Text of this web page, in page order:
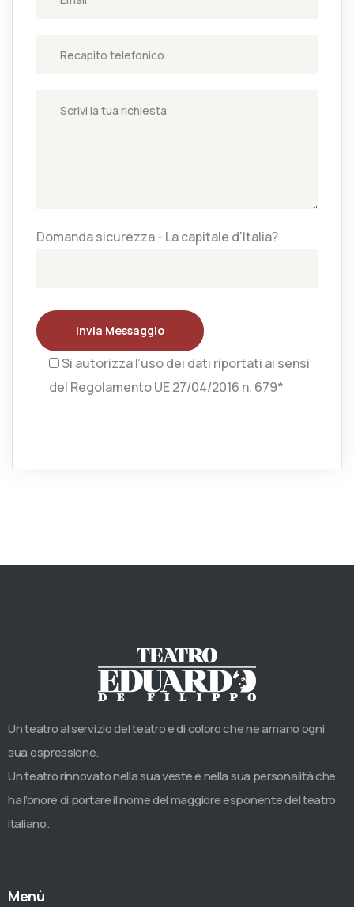
Domanda sicurezza - La capitale d'Italia?
Invia Messaggio
Si autorizza l’uso dei dati riportati ai sensi
del Regolamento UE 27/04/2016 n. 679*
Un teatro al servizio del teatro e di coloro che ne amano ogni
sua espressione.
Un teatro rinnovato nella sua veste e nella sua personalità che
ha l’onore di portare il nome del maggiore esponente del teatro
italiano.
Menù